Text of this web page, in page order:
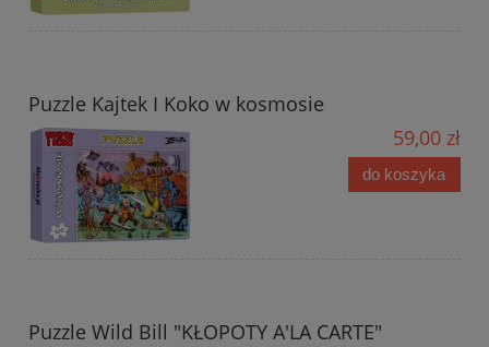
Puzzle Kajtek I Koko w kosmosie
59,00 zł
do koszyka
Puzzle Wild Bill "KŁOPOTY A'LA CARTE"